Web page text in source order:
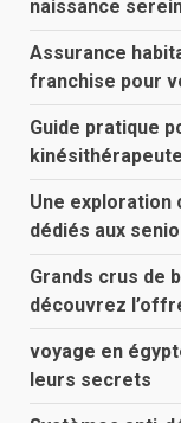
naissance
Assurance
franchise pour
Guide pratique
Une exploration
dédiés aux
Grands crus de
découvrez
voyage en
leurs secrets